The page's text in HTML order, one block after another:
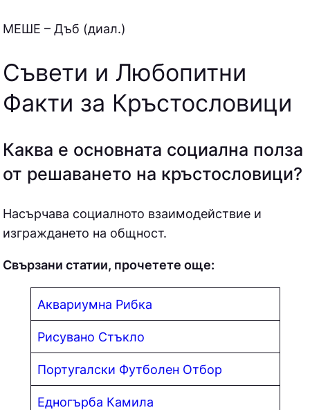
МEШE – Дъб (диал.)
Съвети и Любопитни
Факти за Кръстословици
Каква е основната социална полза
от решаването на кръстословици?
Насърчава социалното взаимодействие и
изграждането на общност.
Свързани статии, прочетете още:
Аквариумна Рибка
Рисувано Стъкло
Португалски Футболен Отбор
Едногърба Камила